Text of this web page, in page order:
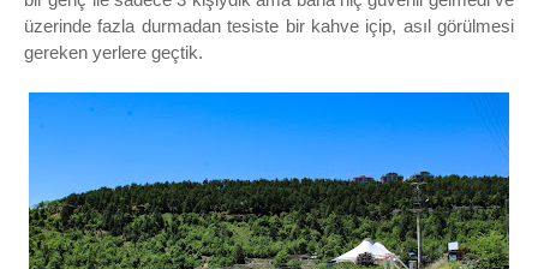
üzerinde fazla durmadan tesiste bir kahve içip, asıl görülmesi
gereken yerlere geçtik.